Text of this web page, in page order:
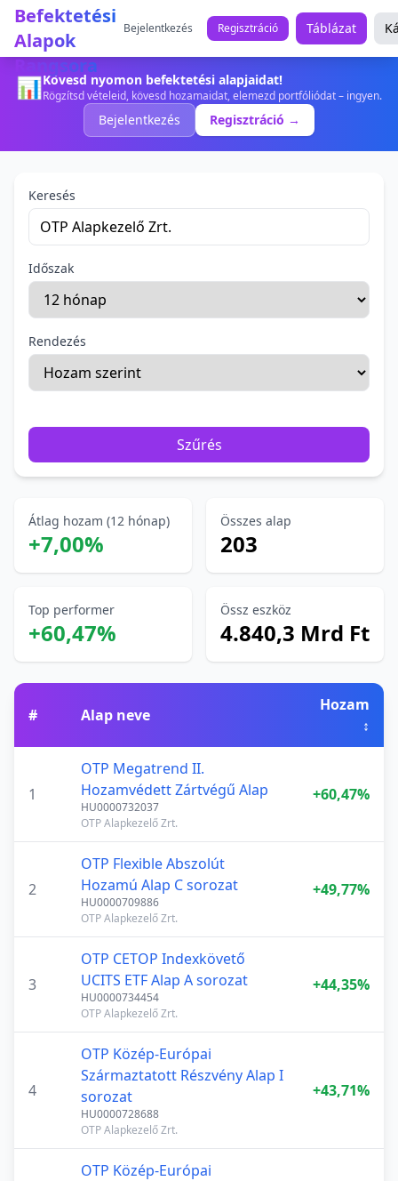
Befektetési
Alapok
Rangsora
Bejelentkezés Regisztráció Táblázat
📊Kövesd nyomon befektetési alapjaidat!
Rögzítsd vételeid, kövesd hozamaidat, elemezd portfóliódat – ingyen.
Bejelentkezés Regisztráció →
Keresés
Időszak
Rendezés
Szűrés
Átlag hozam (12 hónap)
+7,00%
Összes alap
203
Top performer
+60,47%
Össz eszköz
4.840,3 Mrd Ft
# Alap neve
Hozam
↕
1
OTP Megatrend II.
Hozamvédett Zártvégű Alap
HU0000732037
OTP Alapkezelő Zrt.
+60,47%
2
OTP Flexible Abszolút
Hozamú Alap C sorozat
HU0000709886
OTP Alapkezelő Zrt.
+49,77%
3
OTP CETOP Indexkövető
UCITS ETF Alap A sorozat
HU0000734454
OTP Alapkezelő Zrt.
+44,35%
4
OTP Közép-Európai
Származtatott Részvény Alap I
sorozat
HU0000728688
OTP Alapkezelő Zrt.
+43,71%
OTP Közép-Európai